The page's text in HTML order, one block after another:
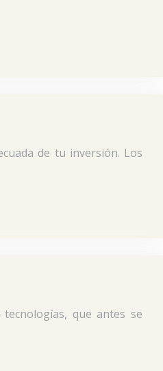
de tu inversión. Los
que antes se